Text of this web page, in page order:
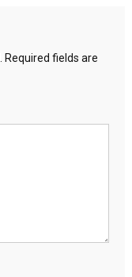
Required fields are